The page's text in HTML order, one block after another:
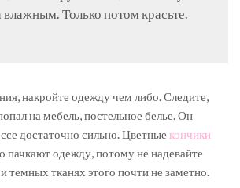
влажным. Только потом красьте.
накройте одежду чем либо. Следите,
на мебель, постельное белье. Он
достаточно сильно. Цветные кончики
пачкают одежду, потому не надевайте
темных тканях этого почти не заметно.